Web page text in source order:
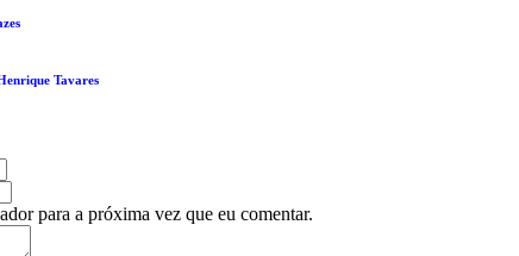
Tavares
para a próxima vez que eu comentar.